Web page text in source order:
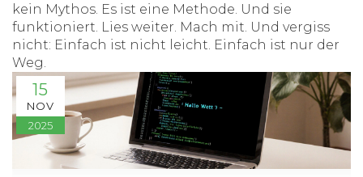
kein Mythos. Es ist eine Methode. Und sie
funktioniert. Lies weiter. Mach mit. Und vergiss
nicht: Einfach ist nicht leicht. Einfach ist nur der
Weg.
15
NOV
2025